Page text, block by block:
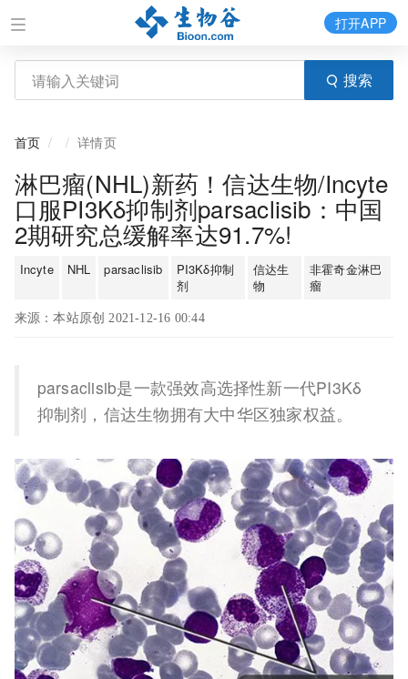
搜索
打开APP
首页 详情页
淋巴瘤(NHL)新药！信达生物/Incyte
口服PI3Kδ抑制剂parsaclisib：中国
2期研究总缓解率达91.7%!
Incyte NHL parsaclisib
PI3Kδ抑制
剂
信达生
物
非霍奇金淋巴
瘤
来源：本站原创 2021-12-16 00:44
parsaclisib是一款强效高选择性新一代PI3Kδ
抑制剂，信达生物拥有大中华区独家权益。